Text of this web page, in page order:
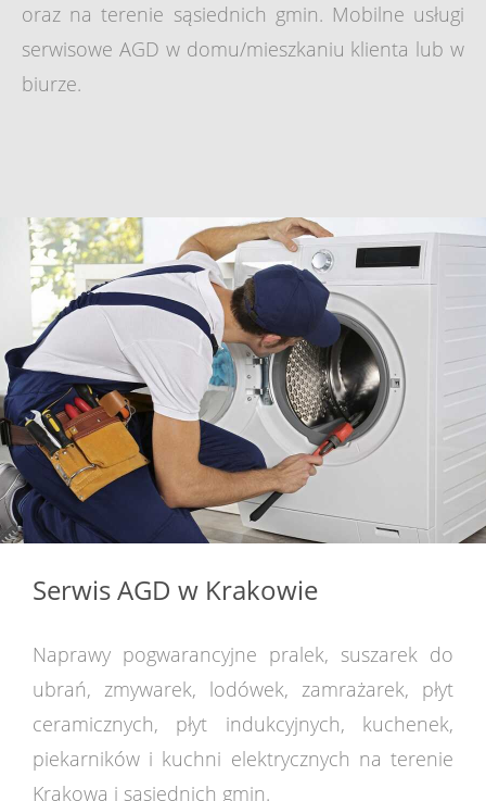
oraz na terenie sąsiednich gmin. Mobilne usługi
serwisowe AGD w domu/mieszkaniu klienta lub w
biurze.
Serwis AGD w Krakowie
Naprawy pogwarancyjne pralek, suszarek do
ubrań, zmywarek, lodówek, zamrażarek, płyt
ceramicznych, płyt indukcyjnych, kuchenek,
piekarników i kuchni elektrycznych na terenie
Krakowa i sąsiednich gmin.